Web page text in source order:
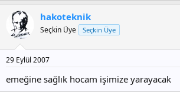
hakoteknik
Seçkin Üye Seçkin Üye
29 Eylül 2007
emeğine sağlık hocam işimize yarayacak